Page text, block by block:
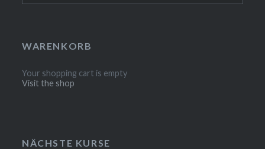
WARENKORB
Your shopping cart is empty
Visit the shop
NÄCHSTE KURSE